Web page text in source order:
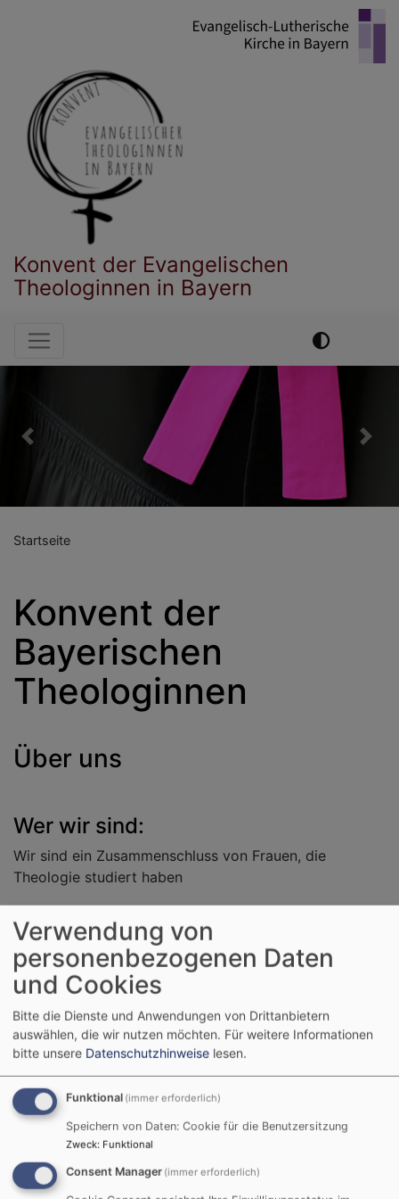
Konvent der Evangelischen
Theologinnen in Bayern
Hauptnavigation
Previous Next
Startseite
Konvent der
Bayerischen
Theologinnen
Über uns
Wer wir sind:
Wir sind ein Zusammenschluss von Frauen, die
Theologie studiert haben
Vikarinnen
Wir sind beurlaubt oder schon im Ruhestand oder
arbeiten im Ausland
Was wir machen:
Wir setzen uns für die Interessen von Theologinnen ein
Wir halten Kontakt untereinander und engagieren uns
in verschiedenen Gremien und Organisationen
Wir mischen uns in die kirchenpolitischen Diskussionen
Verwendung von
personenbezogenen Daten
und Cookies
Bitte die Dienste und Anwendungen von Drittanbietern
auswählen, die wir nutzen möchten. Für weitere Informationen
bitte unsere Datenschutzhinweise lesen.
Funktional (immer erforderlich)
Speichern von Daten: Cookie für die Benutzersitzung
Zweck: Funktional
Consent Manager (immer erforderlich)